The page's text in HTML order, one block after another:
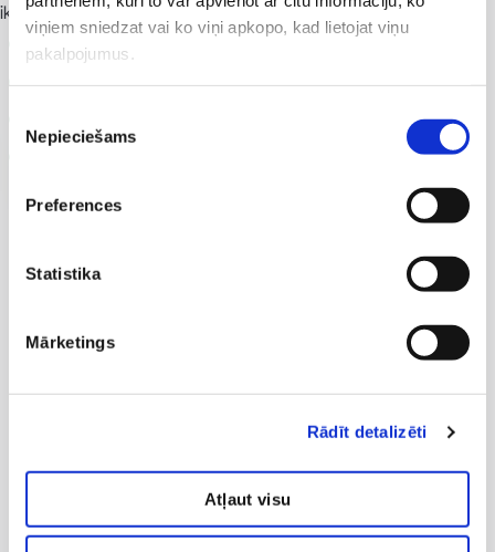
viņiem sniedzat vai ko viņi apkopo, kad lietojat viņu
pakalpojumus.
izvēle
Nepieciešams
Preferences
Statistika
Mārketings
Rādīt detalizēti
Atļaut visu
ikdienā:
Augstas precizitātes attēli;
daudzfunkcionālas klīniskās iespējas;
ergonomisks dizains;